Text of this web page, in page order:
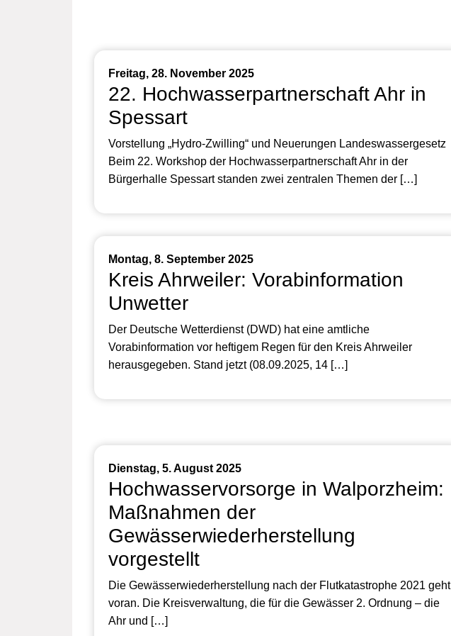
Freitag, 28. November 2025
22. Hochwasserpartnerschaft Ahr in
Spessart
Vorstellung „Hydro-Zwilling“ und Neuerungen Landeswassergesetz
Beim 22. Workshop der Hochwasserpartnerschaft Ahr in der
Bürgerhalle Spessart standen zwei zentralen Themen der […]
Montag, 8. September 2025
Kreis Ahrweiler: Vorabinformation
Unwetter
Der Deutsche Wetterdienst (DWD) hat eine amtliche
Vorabinformation vor heftigem Regen für den Kreis Ahrweiler
herausgegeben. Stand jetzt (08.09.2025, 14 […]
Dienstag, 5. August 2025
Hochwasservorsorge in Walporzheim:
Maßnahmen der
Gewässerwiederherstellung
vorgestellt
Die Gewässerwiederherstellung nach der Flutkatastrophe 2021 geht
voran. Die Kreisverwaltung, die für die Gewässer 2. Ordnung – die
Ahr und […]